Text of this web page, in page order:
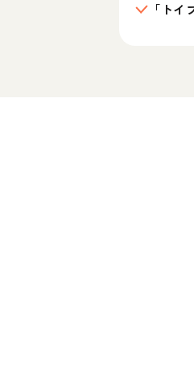
「ト